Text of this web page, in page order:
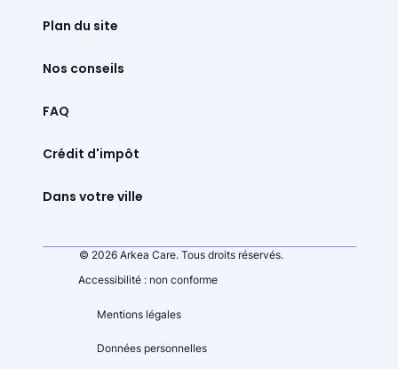
Plan du site
Nos conseils
FAQ
Crédit d'impôt
Dans votre ville
© 2026 Arkea Care. Tous droits réservés.
Accessibilité : non conforme
Mentions légales
Données personnelles